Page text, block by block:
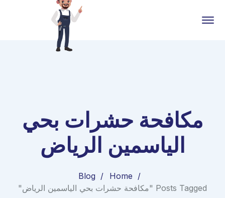
مكافحة حشرات بحي
الياسمين الرياض
Home
Blog
Posts Tagged "مكافحة حشرات بحي الياسمين الرياض"